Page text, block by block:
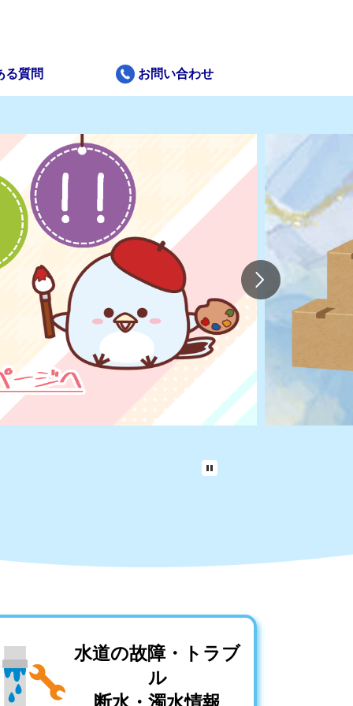
る質問 お問い合わせ
水道の故障・トラブ
ル
断水・濁水情報